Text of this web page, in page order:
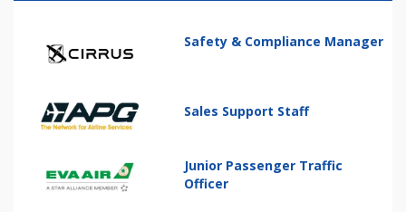
Safety & Compliance Manager
Sales Support Staff
Junior Passenger Traffic
Officer